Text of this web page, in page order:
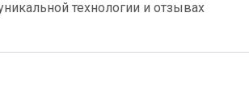
технологии и отзывах